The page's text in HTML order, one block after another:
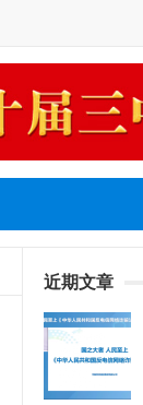
近期文章